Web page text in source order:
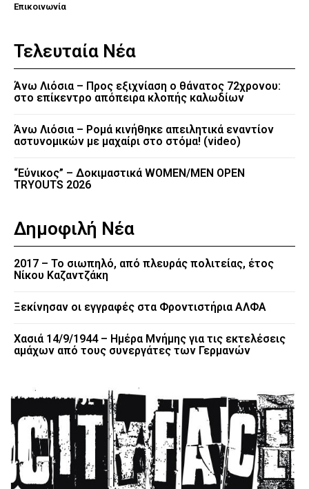
Επικοινωνία
Τελευταία Νέα
Άνω Λιόσια – Προς εξιχνίαση ο θάνατος 72χρονου:
στο επίκεντρο απόπειρα κλοπής καλωδίων
Άνω Λιόσια – Ρομά κινήθηκε απειλητικά εναντίον
αστυνομικών με μαχαίρι στο στόμα! (video)
“Εύνικος” – Δοκιμαστικά WOMEN/MEN OPEN
TRYOUTS 2026
Δημοφιλή Νέα
2017 – Το σιωπηλό, από πλευράς πολιτείας, έτος
Νίκου Καζαντζάκη
Ξεκίνησαν οι εγγραφές στα Φροντιστήρια ΑΛΦΑ
Χασιά 14/9/1944 – Ημέρα Μνήμης για τις εκτελέσεις
αμάχων από τους συνεργάτες των Γερμανών